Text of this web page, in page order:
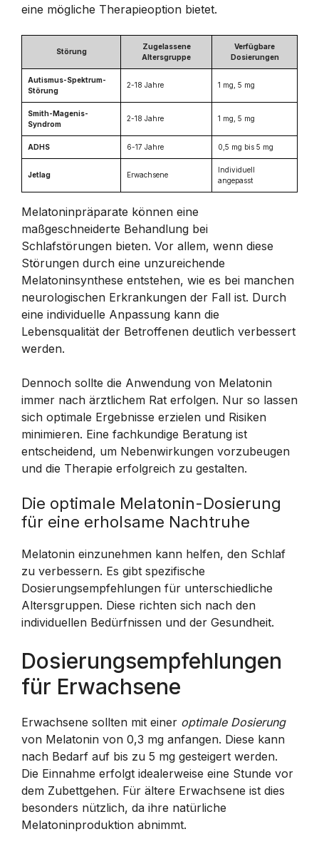
eine mögliche Therapieoption bietet.
Störung
Zugelassene
Altersgruppe
Verfügbare
Dosierungen
Autismus-Spektrum-
Störung
2-18 Jahre 1 mg, 5 mg
Smith-Magenis-
Syndrom
2-18 Jahre 1 mg, 5 mg
ADHS 6-17 Jahre 0,5 mg bis 5 mg
Jetlag Erwachsene
Individuell
angepasst
Melatoninpräparate können eine
maßgeschneiderte Behandlung bei
Schlafstörungen bieten. Vor allem, wenn diese
Störungen durch eine unzureichende
Melatoninsynthese entstehen, wie es bei manchen
neurologischen Erkrankungen der Fall ist. Durch
eine individuelle Anpassung kann die
Lebensqualität der Betroffenen deutlich verbessert
werden.
Dennoch sollte die Anwendung von Melatonin
immer nach ärztlichem Rat erfolgen. Nur so lassen
sich optimale Ergebnisse erzielen und Risiken
minimieren. Eine fachkundige Beratung ist
entscheidend, um Nebenwirkungen vorzubeugen
und die Therapie erfolgreich zu gestalten.
Die optimale Melatonin-Dosierung
für eine erholsame Nachtruhe
Melatonin einzunehmen kann helfen, den Schlaf
zu verbessern. Es gibt spezifische
Dosierungsempfehlungen für unterschiedliche
Altersgruppen. Diese richten sich nach den
individuellen Bedürfnissen und der Gesundheit.
Dosierungsempfehlungen
für Erwachsene
Erwachsene sollten mit einer optimale Dosierung
von Melatonin von 0,3 mg anfangen. Diese kann
nach Bedarf auf bis zu 5 mg gesteigert werden.
Die Einnahme erfolgt idealerweise eine Stunde vor
dem Zubettgehen. Für ältere Erwachsene ist dies
besonders nützlich, da ihre natürliche
Melatoninproduktion abnimmt.